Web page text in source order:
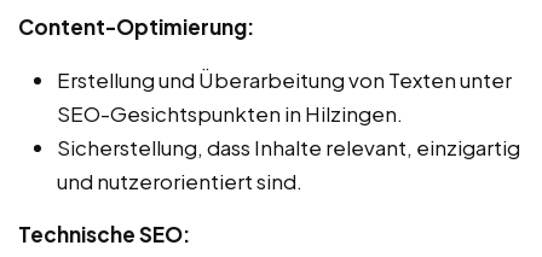
Content-Optimierung:
Erstellung und Überarbeitung von Texten unter
SEO-Gesichtspunkten in Hilzingen.
Sicherstellung, dass Inhalte relevant, einzigartig
und nutzerorientiert sind.
Technische SEO: